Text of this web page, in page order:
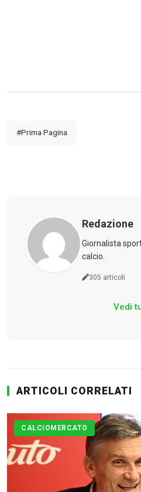
Serie
Serie
#Prima Pagina
Redazione
Giornalista
calcio.
305 articoli
Vedi
ARTICOLI CORRELATI
CALCIOMERCATO